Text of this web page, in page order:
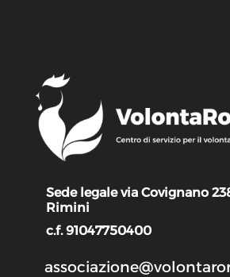
Sede legale via Covignano
Rimini
c.f. 91047750400